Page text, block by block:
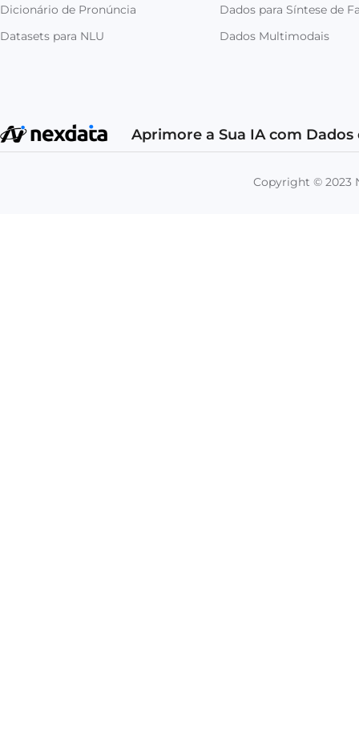
Dicionário de Pronúncia
Datasets para NLU
Dados para Síntese de
Dados Multimodais
Aprimore a Sua IA com
Copyright © 2023